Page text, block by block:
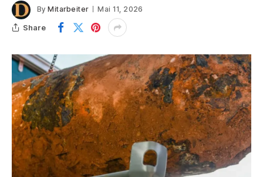
By Mitarbeiter Mai 11, 2026
Share